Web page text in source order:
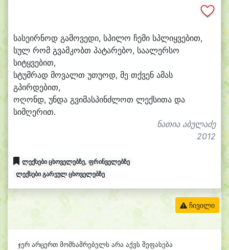
სასეირნოდ გამოვედი, სპილო ჩემი სპლიყვებით,
სულ რომ გვამკობთ პატარებო, საალერსო
სიტყვებით,
სტუმრად მოვალთ უთუოდ, მე თქვენ ამას
გპირდებით,
ოღონდ, უნდა გვიმასპინძლოთ ლექსითა და
სიმღერით.
ნათია აბულაძე
2012
ლექსები ცხოველებზე, ფრინველებზე
ლექსები გარეულ ცხოველებზე
ჩივილი
ჯერ არცერთ მომხამრებელს არა აქვს შეფასება